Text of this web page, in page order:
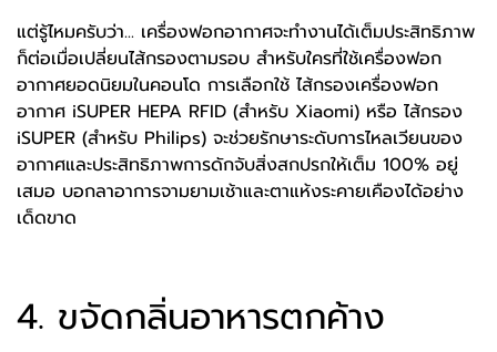
แต่รู้ไหมครับว่า... เครื่องฟอกอากาศจะทำงานได้เต็มประสิทธิภาพ
ก็ต่อเมื่อเปลี่ยนไส้กรองตามรอบ สำหรับใครที่ใช้เครื่องฟอก
อากาศยอดนิยมในคอนโด การเลือกใช้ ไส้กรองเครื่องฟอก
อากาศ iSUPER HEPA RFID (สำหรับ Xiaomi) หรือ ไส้กรอง
iSUPER (สำหรับ Philips) จะช่วยรักษาระดับการไหลเวียนของ
อากาศและประสิทธิภาพการดักจับสิ่งสกปรกให้เต็ม 100% อยู่
เสมอ บอกลาอาการจามยามเช้าและตาแห้งระคายเคืองได้อย่าง
เด็ดขาด
4. ขจัดกลิ่นอาหารตกค้าง